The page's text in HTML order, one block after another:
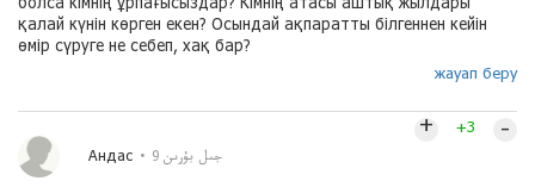
болса кімнің ұрпағысыздар? Кімнің атасы аштық жылдары
қалай күнін көрген екен? Осындай ақпаратты білгеннен кейін
өмір сүруге не себеп, хақ бар?
жауап беру
Андас 9 جىل بۇرىن
+ +3 –